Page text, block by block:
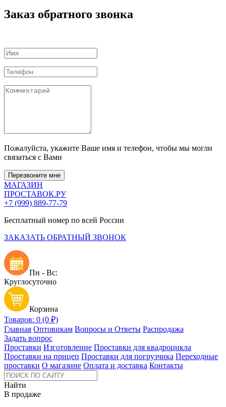
Заказ обратного звонка
Пожалуйста, укажите Ваше имя и телефон, чтобы мы могли
связаться с Вами
Перезвоните мне
МАГАЗИН
ПРОСТАВОК.РУ
+7 (999) 889-77-79
Бесплатный номер по всей России
ЗАКАЗАТЬ ОБРАТНЫЙ ЗВОНОК
Пн - Вс:
Круглосуточно
Корзина
Товаров: 0 (0 ₽)
Главная Оптовикам Вопросы и Ответы Распродажа
Задать вопрос
Проставки Изготовление Проставки для квадроцикла
Проставки на прицеп Проставки для погрузчика Переходные
проставки О магазине Оплата и доставка Контакты
Найти
В продаже